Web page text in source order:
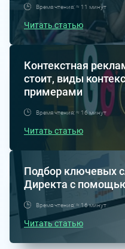
Время чтения: ≈ 11 минут
Читать статью
Контекстная
стоит, виды
примерами
Время чтения: ≈ 16 минут
Читать статью
Подбор ключевых
Директа с
Время чтения: ≈ 16 минут
Читать статью